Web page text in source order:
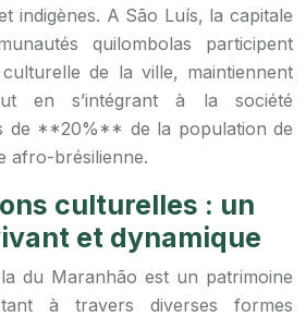
indigènes. A São Luís, la capitale
quilombolas participent
de la ville, maintiennent
en s’intégrant à la société
de **20%** de la population de
afro-brésilienne.
culturelles : un
et dynamique
du Maranhão est un patrimoine
à travers diverses formes